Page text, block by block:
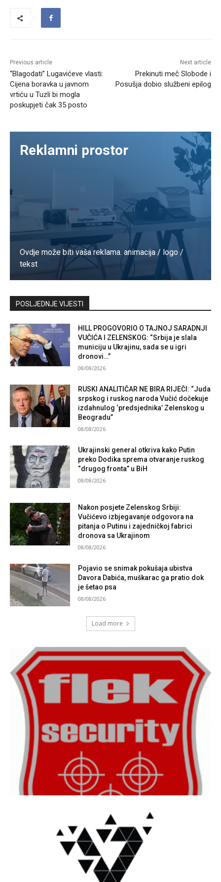
Previous article
“Blagodati” Lugavićeve vlasti:
Cijena boravka u javnom
vrtiću u Tuzli bi mogla
poskupjeti čak 35 posto
Next article
Prekinuti meč Slobode i
Posušja dobio službeni epilog
Reklamni prostor
Ovdje može biti vaša reklama. animacija / logo /
tekst
Kontaktirajte nas
POSLJEDNJE VIJESTI
HILL PROGOVORIO O TAJNOJ SARADNJI
VUČIĆA I ZELENSKOG: “Srbija je slala
municiju u Ukrajinu, sada se u igri
dronovi…”
08/08/2026
RUSKI ANALITIČAR NE BIRA RIJEČI: “Juda
srpskog i ruskog naroda Vučić dočekuje
izdahnulog ‘predsjednika’ Zelenskog u
Beogradu”
08/08/2026
Ukrajinski general otkriva kako Putin
preko Dodika sprema otvaranje ruskog
“drugog fronta” u BiH
08/08/2026
Nakon posjete Zelenskog Srbiji:
Vučićevo izbjegavanje odgovora na
pitanja o Putinu i zajedničkoj fabrici
dronova sa Ukrajinom
08/08/2026
Pojavio se snimak pokušaja ubistva
Davora Dabića, muškarac ga pratio dok
je šetao psa
08/08/2026
Load more